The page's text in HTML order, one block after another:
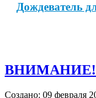
Дождеватель
ВНИМАНИЕ!
Создано: 09 февраля